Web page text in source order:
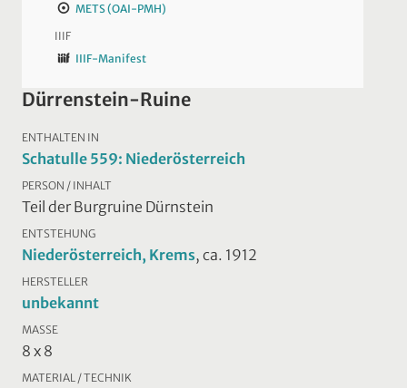
METS (OAI-PMH)
IIIF
IIIF-Manifest
Dürrenstein-Ruine
ENTHALTEN IN
Schatulle 559: Niederösterreich
PERSON / INHALT
Teil der Burgruine Dürnstein
ENTSTEHUNG
Niederösterreich, Krems, ca. 1912
HERSTELLER
unbekannt
MASSE
8 x 8
MATERIAL / TECHNIK